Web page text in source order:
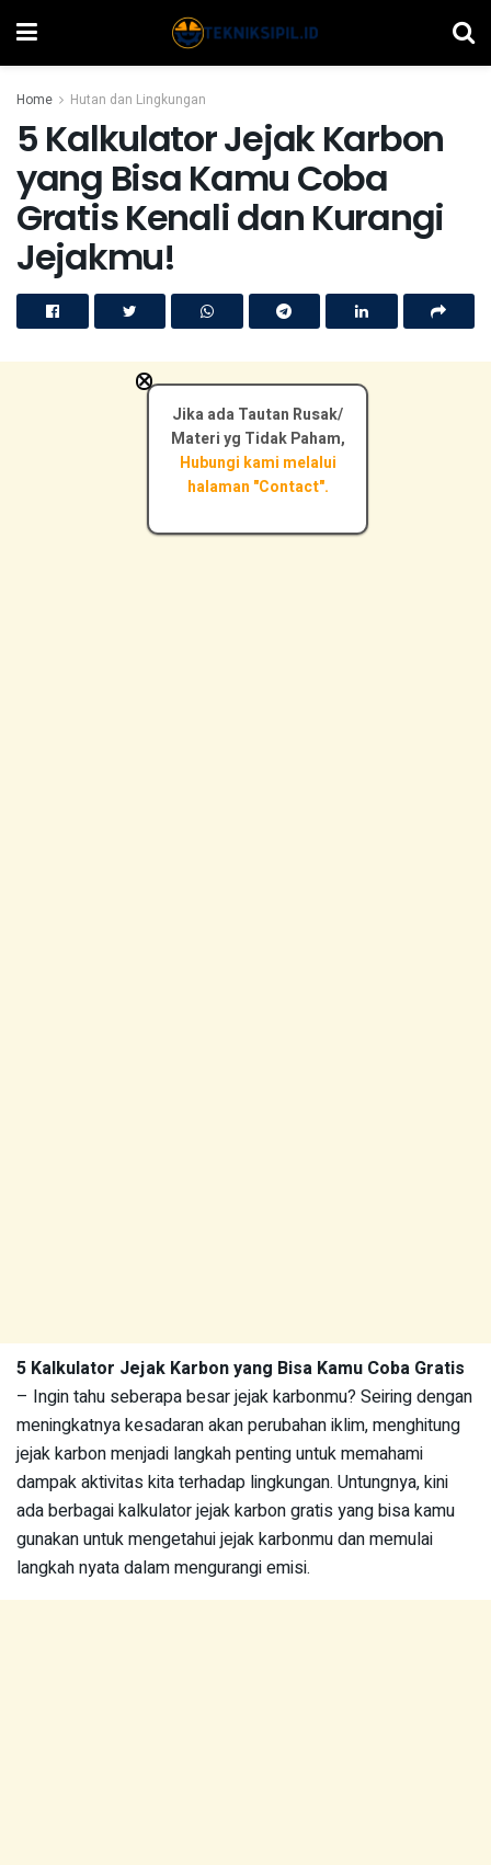
Home Hutan dan Lingkungan
5 Kalkulator Jejak Karbon
yang Bisa Kamu Coba
Gratis Kenali dan Kurangi
Jejakmu!
5 Kalkulator Jejak Karbon yang Bisa Kamu Coba Gratis
– Ingin tahu seberapa besar jejak karbonmu? Seiring dengan
meningkatnya kesadaran akan perubahan iklim, menghitung
jejak karbon menjadi langkah penting untuk memahami
dampak aktivitas kita terhadap lingkungan. Untungnya, kini
ada berbagai kalkulator jejak karbon gratis yang bisa kamu
gunakan untuk mengetahui jejak karbonmu dan memulai
langkah nyata dalam mengurangi emisi.
Jika ada Tautan Rusak/
Materi yg Tidak Paham,
Hubungi kami melalui
halaman "Contact".
×